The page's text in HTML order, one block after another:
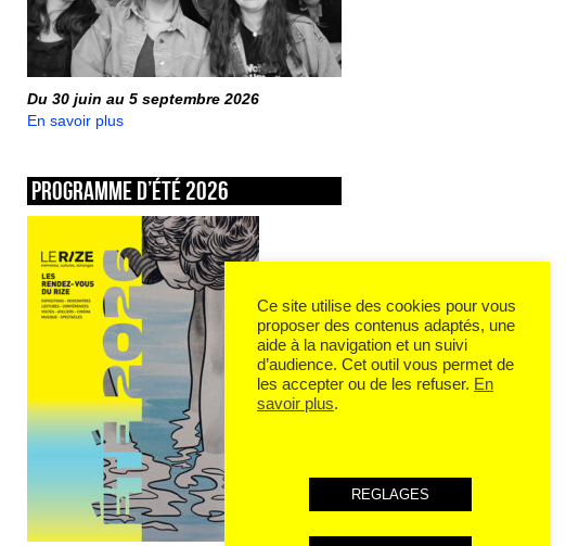
Du 30 juin au 5 septembre 2026
En savoir plus
Programme d’été 2026
Ce site utilise des cookies pour vous
proposer des contenus adaptés, une
aide à la navigation et un suivi
d’audience. Cet outil vous permet de
les accepter ou de les refuser. En
savoir plus.
REGLAGES